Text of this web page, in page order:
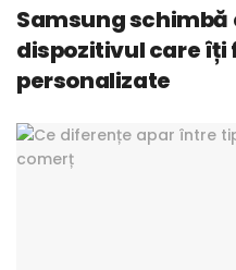
Samsung schimbă
dispozitivul care
personalizate